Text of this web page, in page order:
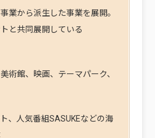
業から派生した事業を展開。
と共同展開している
術館、映画、テーマパーク、
、人気番組SASUKEなどの海